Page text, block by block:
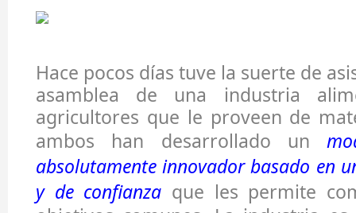
Hace pocos días tuve la suerte de
asamblea de una industria
agricultores que le proveen de
ambos han desarrollado un
absolutamente innovador basado en
y de confianza que les permite